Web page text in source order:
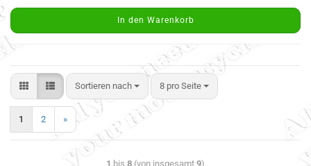
In den Warenkorb
Sortieren nach 8 pro Seite
1 2 »
1 bis 8 (von insgesamt 9)